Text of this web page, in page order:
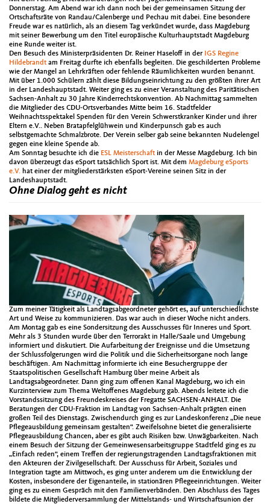
Donnerstag. Am Abend war ich dann noch bei der gemeinsamen Sitzung der
Ortschaftsräte von Randau/Calenberge und Pechau mit dabei. Eine besondere
Freude war es natürlich, als an diesem Tag verkündet wurde, dass Magdeburg
mit seiner Bewerbung um den Titel europäische Kulturhauptstadt Magdeburg
eine Runde weiter ist.
Den Besuch des Ministerpräsidenten Dr. Reiner Haseloff in der IGS Regine
Hildebrandt am Freitag durfte ich ebenfalls begleiten. Die geschilderten Probleme
wie der Mangel an Lehrkräften oder fehlende Räumlichkeiten wurden benannt.
Mit über 1.000 Schülern zählt diese Bildungseinrichtung zu den größten ihrer Art
in der Landeshauptstadt. Weiter ging es zu einer Veranstaltung des Paritätischen
Sachsen-Anhalt zu 30 Jahre Kinderrechtskonvention. Ab Nachmittag sammelten
die Mitglieder des CDU-Ortsverbandes Mitte beim 16. Stadtfelder
Weihnachtsspektakel Spenden für den Verein Schwerstkranker Kinder und ihrer
Eltern e.V.. Neben Bratapfelglühwein und Kinderpunsch gab es auch
selbstgemachte Schmalzbrote. Der Verein selber gab seine bekannten Nudelengel
gegen eine kleine Spende ab.
Am Sonntag besuchte ich die ESL Meisterschaft in der Messe Magdeburg. Ich bin
davon überzeugt das eSport tatsächlich Sport ist. Mit dem Magdeburg eSports
e.V. hat einer der mitgliederstärksten eSport-Vereine seinen Sitz in der
Landeshauptstadt.
Ohne Dialog geht es nicht
Zum meiner Tätigkeit als Landtagsabgeordneter gehört es, auf unterschiedlichste
Art und Weise zu kommunizieren. Das war auch in dieser Woche nicht anders.
Am Montag gab es eine Sondersitzung des Ausschusses für Inneres und Sport.
Mehr als 3 Stunden wurde über den Terrorakt in Halle/Saale und Umgebung
informiert und diskutiert. Die Aufarbeitung der Ereignisse und die Umsetzung
der Schlussfolgerungen wird die Politik und die Sicherheitsorgane noch lange
beschäftigen. Am Nachmittag informierte ich eine Besuchergruppe der
Staatspolitischen Gesellschaft Hamburg über meine Arbeit als
Landtagsabgeordneter. Dann ging zum offenen Kanal Magdeburg, wo ich ein
Kurzinterview zum Thema Weltoffenes Magdeburg gab. Abends leitete ich die
Vorstandssitzung des Freundeskreises der Fregatte SACHSEN-ANHALT. Die
Beratungen der CDU-Fraktion im Landtag von Sachsen-Anhalt prägten einen
großen Teil des Dienstags. Zwischendurch ging es zur Landeskonferenz „Die neue
Pflegeausbildung gemeinsam gestalten“. Zweifelsohne bietet die generalisierte
Pflegeausbildung Chancen, aber es gibt auch Risiken bzw. Unwägbarkeiten. Nach
einem Besuch der Sitzung der Gemeinwesensarbeitsgruppe Stadtfeld ging es zu
„Einfach reden“, einem Treffen der regierungstragenden Landtagsfraktionen mit
den Akteuren der Zivilgesellschaft. Der Ausschuss für Arbeit, Soziales und
Integration tagte am Mittwoch, es ging unter anderem um die Entwicklung der
Kosten, insbesondere der Eigenanteile, in stationären Pflegeeinrichtungen. Weiter
ging es zu einem Gespräch mit den Familienverbänden. Den Abschluss des Tages
bildete die Mitgliederversammlung der Mittelstands- und Wirtschaftsunion der